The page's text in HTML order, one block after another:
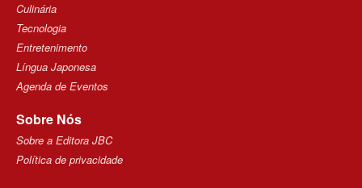
Culinária
Tecnologia
Entretenimento
Língua Japonesa
Agenda de Eventos
Sobre Nós
Sobre a Editora JBC
Política de privacidade